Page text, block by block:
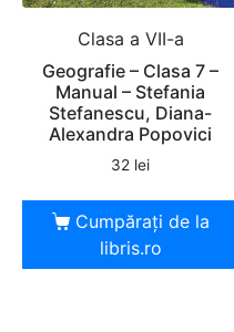
Clasa a VII-a
Geografie – Clasa 7 –
Manual – Stefania
Stefanescu, Diana-
Alexandra Popovici
32 lei
Cumpărați de la
libris.ro